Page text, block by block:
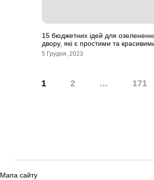
15 бюджетних ідей для
двору, які є простими та
5 Грудня, 2023
Навігація1 2 … 171
Мапа сайту